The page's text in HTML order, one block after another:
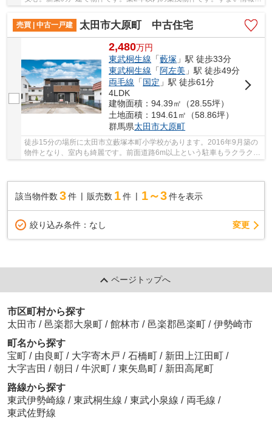
売買 | 中古一戸建
太田市大原町 中古住宅
2,480万円
東武桐生線 「藪塚 」駅 徒歩33分
東武桐生線 「 阿左美 」駅 徒歩49分
両毛線 「国定 」駅 徒歩61分
4LDK
建物面積：94.39㎡（28.55坪）
土地面積：194.61㎡（58.86坪）
群馬県太田市大原町
徒歩15分の場所に太田市立藪塚本町小学校があります。2016年9月築の
物件となり、室内も綺麗です。前面道路6m以上という駐車もラクラクな
物件となっております。こちらは中古の戸建て物...
該当物件数 3件 販売数 1 件 1～3 件を表示
絞り込み条件： なし 変更
ページトップへ
市区町村から探す
太田市 / 邑楽郡大泉町 / 館林市 / 邑楽郡邑楽町 / 伊勢崎市
町名から探す
宝町 / 由良町 / 大字寄木戸 / 石橋町 / 新田上江田町 /
大字吉田 / 朝日 / 牛沢町 / 東矢島町 / 新田高尾町
路線から探す
東武伊勢崎線 / 東武桐生線 / 東武小泉線 / 両毛線 /
東武佐野線